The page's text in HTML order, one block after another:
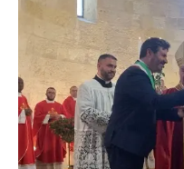
MONDO
POLITICA
ECONOMIA